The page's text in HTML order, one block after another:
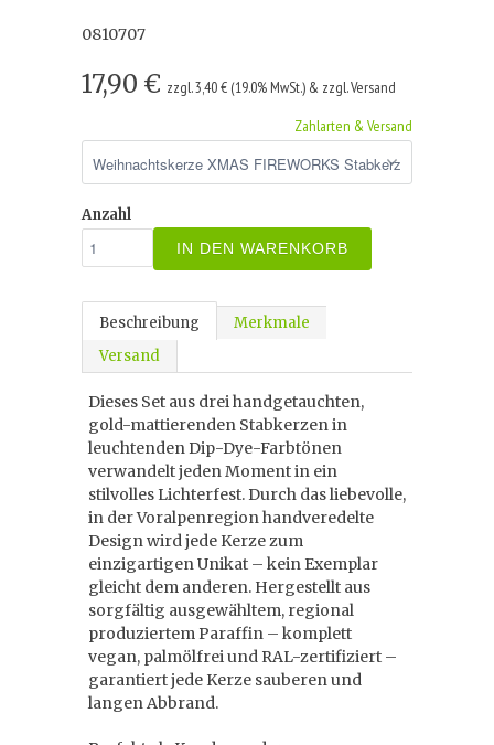
0810707
17,90 € zzgl. 3,40 € (19.0% MwSt.) & zzgl. Versand
Zahlarten & Versand
Anzahl
IN DEN WARENKORB
Beschreibung
Merkmale
Versand
Dieses Set aus drei handgetauchten,
gold-mattierenden Stabkerzen in
leuchtenden Dip-Dye-Farbtönen
verwandelt jeden Moment in ein
stilvolles Lichterfest. Durch das liebevolle,
in der Voralpenregion handveredelte
Design wird jede Kerze zum
einzigartigen Unikat – kein Exemplar
gleicht dem anderen. Hergestellt aus
sorgfältig ausgewähltem, regional
produziertem Paraffin – komplett
vegan, palmölfrei und RAL-zertifiziert –
garantiert jede Kerze sauberen und
langen Abbrand.